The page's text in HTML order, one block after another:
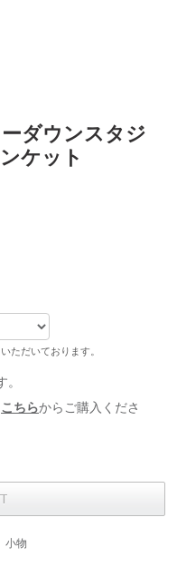
ダウンスタジ
ケット
ただいております。
こちらからご購入くださ
小物